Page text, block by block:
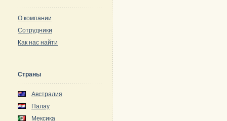
О компании
Сотрудники
Как нас найти
Страны
Австралия
Палау
Мексика